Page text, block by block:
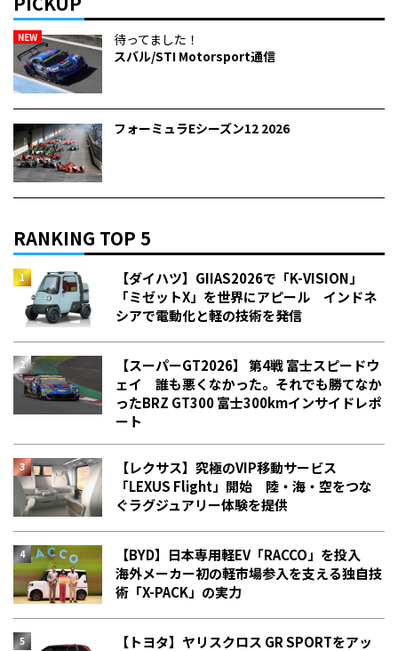
NEW
待ってました！
スバル/STI Motorsport通信
フォーミュラEシーズン12 2026
RANKING TOP 5
【ダイハツ】GIIAS2026で「K-VISION」
「ミゼットX」を世界にアピール インドネ
シアで電動化と軽の技術を発信
【スーパーGT2026】 第4戦 富士スピードウ
ェイ 誰も悪くなかった。それでも勝てなか
った――BRZ GT300 富士300kmインサイドレポ
ート
【レクサス】究極のVIP移動サービス
「LEXUS Flight」開始 陸・海・空をつな
ぐラグジュアリー体験を提供
【BYD】日本専用軽EV「RACCO」を投入
海外メーカー初の軽市場参入を支える独自技
術「X-PACK」の実力
【トヨタ】ヤリスクロス GR SPORTをアッ